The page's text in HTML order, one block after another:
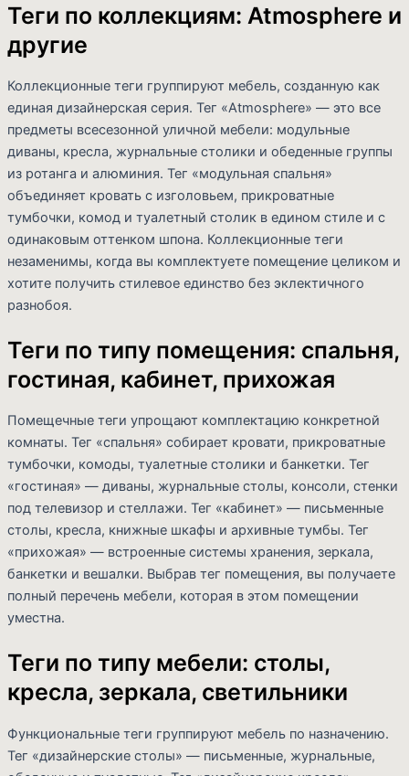
Теги по коллекциям: Atmosphere и
другие
Коллекционные теги группируют мебель, созданную как
единая дизайнерская серия. Тег «Atmosphere» — это все
предметы всесезонной уличной мебели: модульные
диваны, кресла, журнальные столики и обеденные группы
из ротанга и алюминия. Тег «модульная спальня»
объединяет кровать с изголовьем, прикроватные
тумбочки, комод и туалетный столик в едином стиле и с
одинаковым оттенком шпона. Коллекционные теги
незаменимы, когда вы комплектуете помещение целиком и
хотите получить стилевое единство без эклектичного
разнобоя.
Теги по типу помещения: спальня,
гостиная, кабинет, прихожая
Помещечные теги упрощают комплектацию конкретной
комнаты. Тег «спальня» собирает кровати, прикроватные
тумбочки, комоды, туалетные столики и банкетки. Тег
«гостиная» — диваны, журнальные столы, консоли, стенки
под телевизор и стеллажи. Тег «кабинет» — письменные
столы, кресла, книжные шкафы и архивные тумбы. Тег
«прихожая» — встроенные системы хранения, зеркала,
банкетки и вешалки. Выбрав тег помещения, вы получаете
полный перечень мебели, которая в этом помещении
уместна.
Теги по типу мебели: столы,
кресла, зеркала, светильники
Функциональные теги группируют мебель по назначению.
Тег «дизайнерские столы» — письменные, журнальные,